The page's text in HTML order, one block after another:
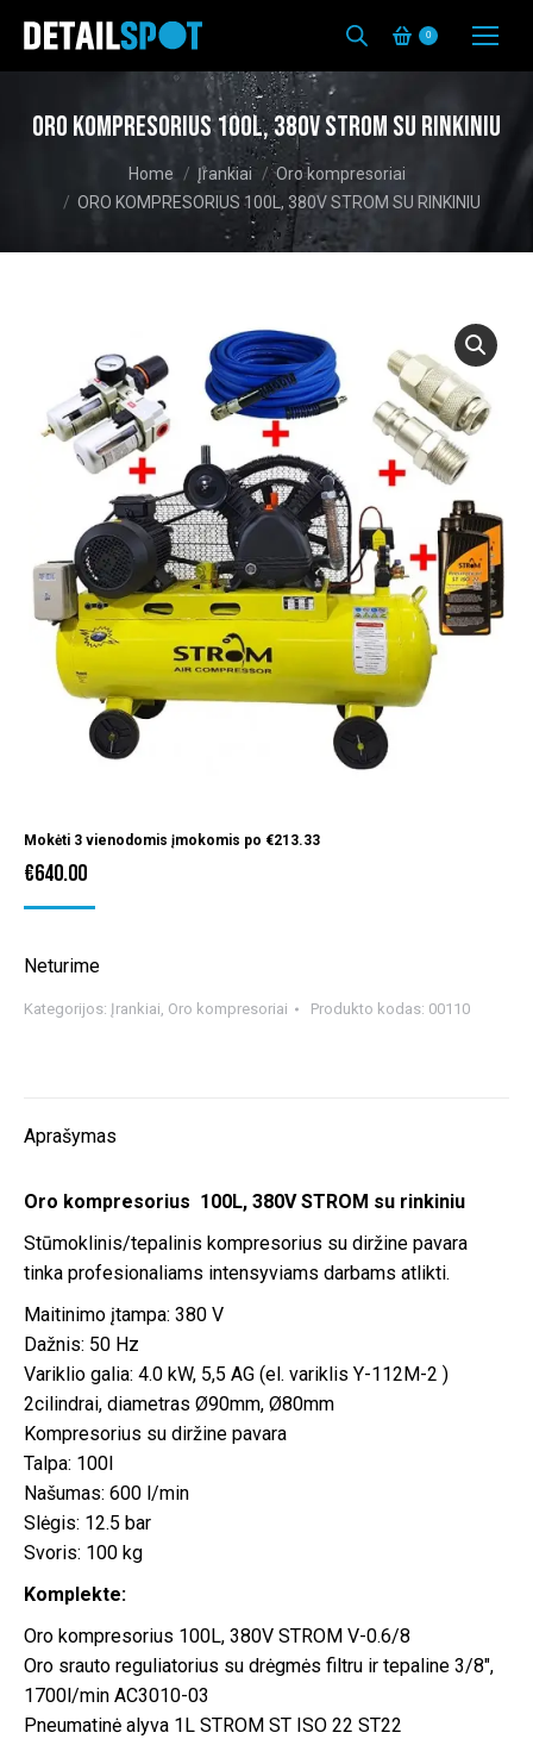
0
ORO KOMPRESORIUS 100L, 380V STROM SU RINKINIU
You are here:Home Įrankiai
Oro kompresoriai
ORO KOMPRESORIUS 100L, 380V STROM SU RINKINIU
Mokėti 3 vienodomis įmokomis po €213.33
€640.00
Neturime
Kategorijos: Įrankiai, Oro kompresoriai Produkto kodas: 00110
Aprašymas
Oro kompresorius 100L, 380V STROM su rinkiniu
Stūmoklinis/tepalinis kompresorius su diržine pavara
tinka profesionaliams intensyviams darbams atlikti.
Maitinimo įtampa: 380 V
Dažnis: 50 Hz
Variklio galia: 4.0 kW, 5,5 AG (el. variklis Y-112M-2 )
2cilindrai, diametras Ø90mm, Ø80mm
Kompresorius su diržine pavara
Talpa: 100l
Našumas: 600 l/min
Slėgis: 12.5 bar
Svoris: 100 kg
Komplekte:
Oro kompresorius 100L, 380V STROM V-0.6/8
Oro srauto reguliatorius su drėgmės filtru ir tepaline 3/8″,
1700l/min AC3010-03
Pneumatinė alyva 1L STROM ST ISO 22 ST22